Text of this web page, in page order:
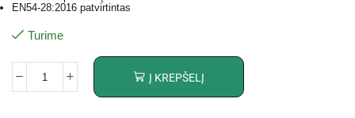
EN54-28:2016 patvirtintas
Turime
Į KREPŠELĮ